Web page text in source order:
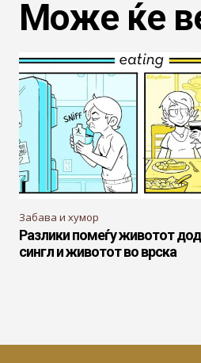
Може ќе
Забава и хумор
Разлики помеѓу животот
сингл и животот во врска